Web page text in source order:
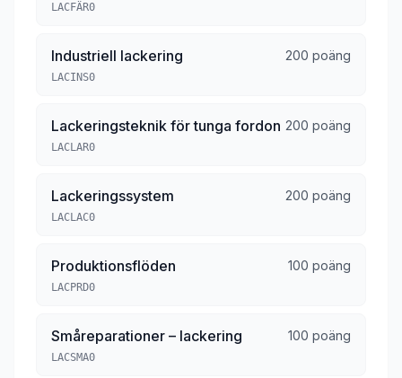
LACFÄR0
Industriell lackering 200 poäng
LACINS0
Lackeringsteknik för tunga fordon 200 poäng
LACLAR0
Lackeringssystem 200 poäng
LACLAC0
Produktionsflöden 100 poäng
LACPRD0
Småreparationer – lackering 100 poäng
LACSMA0